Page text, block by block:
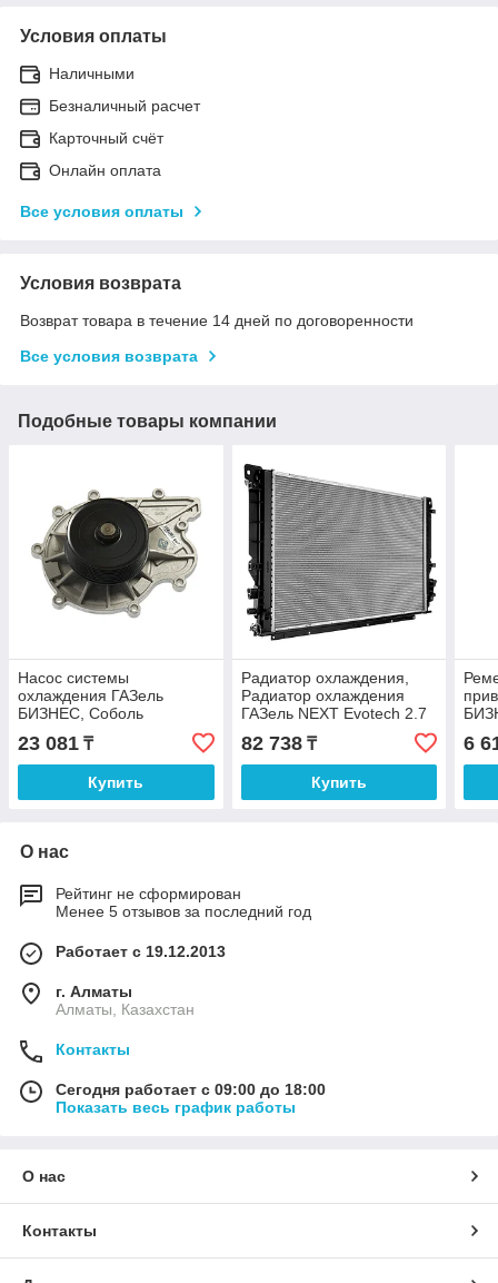
Условия оплаты
Наличными
Безналичный расчет
Карточный счёт
Онлайн оплата
Все условия оплаты
Условия возврата
Возврат товара в течение 14 дней по договоренности
Все условия возврата
Подобные товары компании
Насос системы
охлаждения ГАЗель
БИЗНЕС, Соболь
БИЗНЕС, ГАЗель NEXT
Cummins ISF 2.8 (ПЕКАР),
Насос системы
23 081 ₸
Купить
Радиатор охлаждения,
Радиатор охлаждения
ГАЗель NEXT Evotech 2.7
82 738₸
Купить
6
О нас
Рейтинг не сформирован
Менее 5 отзывов за последний год
Работает с 19.12.2013
г. Алматы
Алматы, Казахстан
Контакты
Сегодня работает с 09:00 до 18:00
Показать весь график работы
О нас
Контакты